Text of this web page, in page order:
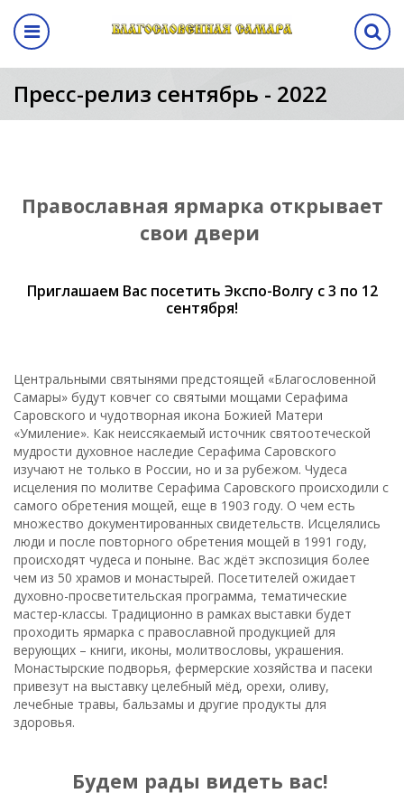
выставка
выставки
стенда
Назад
Программа
Программа выставки
Пресс-релиз сентябрь - 2022
Православная ярмарка открывает
свои двери
Приглашаем Вас посетить Экспо-Волгу с 3 по 12
сентября!
Центральными святынями предстоящей «Благословенной
Самары» будут ковчег со святыми мощами Серафима
Саровского и чудотворная икона Божией Матери
«Умиление». Как неиссякаемый источник святоотеческой
мудрости духовное наследие Серафима Саровского
изучают не только в России, но и за рубежом. Чудеса
исцеления по молитве Серафима Саровского происходили с
самого обретения мощей, еще в 1903 году. О чем есть
множество документированных свидетельств. Исцелялись
люди и после повторного обретения мощей в 1991 году,
происходят чудеса и поныне. Вас ждёт экспозиция более
чем из 50 храмов и монастырей. Посетителей ожидает
духовно-просветительская программа, тематические
мастер-классы. Традиционно в рамках выставки будет
проходить ярмарка с православной продукцией для
верующих – книги, иконы, молитвословы, украшения.
Монастырские подворья, фермерские хозяйства и пасеки
привезут на выставку целебный мёд, орехи, оливу,
лечебные травы, бальзамы и другие продукты для
здоровья.
Будем рады видеть вас!